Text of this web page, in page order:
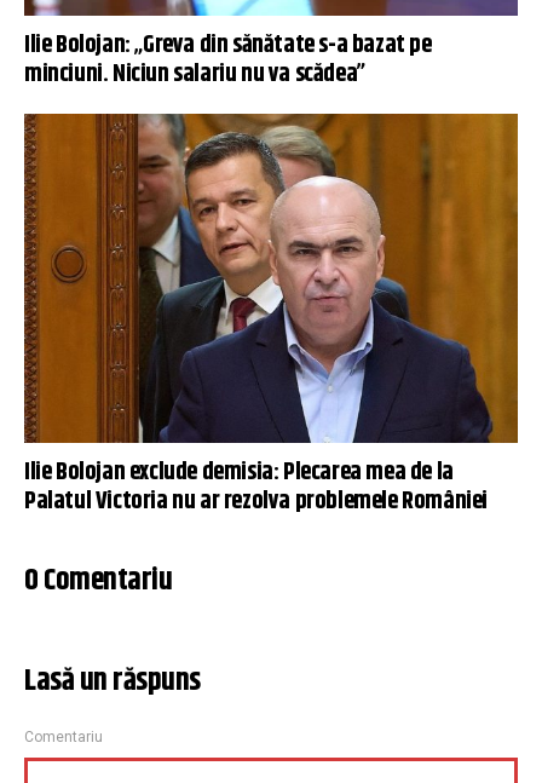
Ilie Bolojan: „Greva din sănătate s-a bazat pe
minciuni. Niciun salariu nu va scădea”
Ilie Bolojan exclude demisia: Plecarea mea de la
Palatul Victoria nu ar rezolva problemele României
0 Comentariu
Lasă un răspuns
Comentariu